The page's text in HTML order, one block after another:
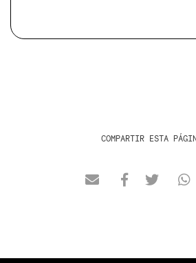
COMPARTIR ESTA